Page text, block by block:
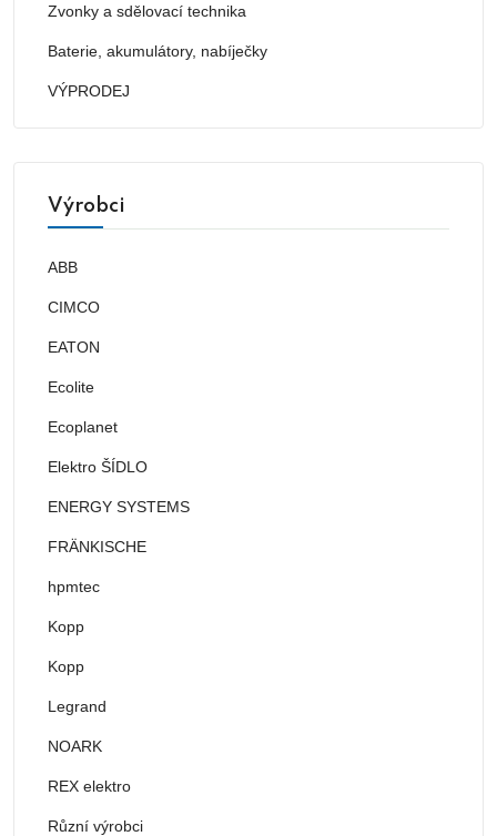
Zvonky a sdělovací technika
Baterie, akumulátory, nabíječky
VÝPRODEJ
Výrobci
ABB
CIMCO
EATON
Ecolite
Ecoplanet
Elektro ŠÍDLO
ENERGY SYSTEMS
FRÄNKISCHE
hpmtec
Kopp
Kopp
Legrand
NOARK
REX elektro
Různí výrobci